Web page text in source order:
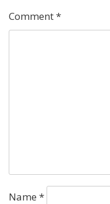
Comment*
Name *